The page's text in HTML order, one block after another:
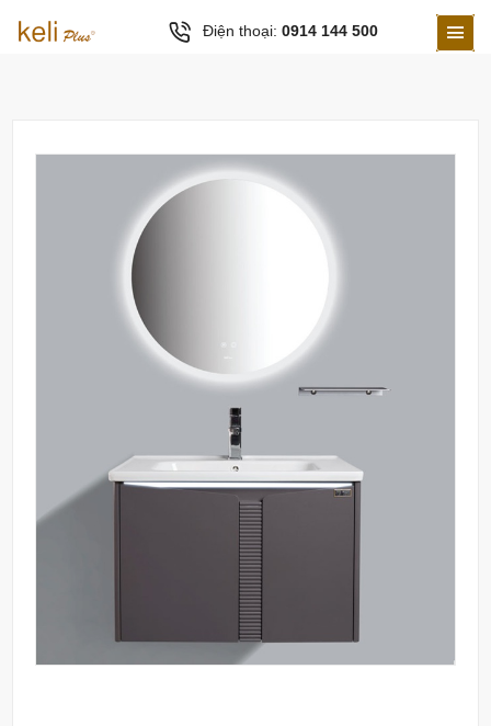
Điện thoại: 0914 144 500